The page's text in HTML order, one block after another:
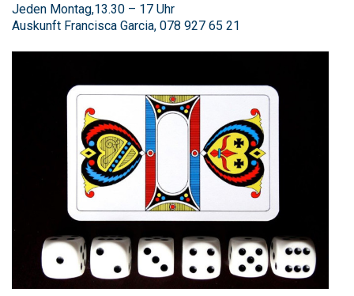
Jeden Montag,13.30 – 17 Uhr
Auskunft Francisca Garcia, 078 927 65 21